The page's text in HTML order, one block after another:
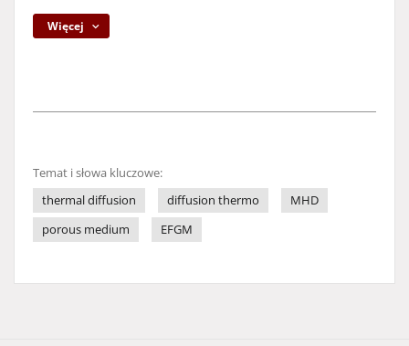
Więcej
Temat i słowa kluczowe:
thermal diffusion
diffusion thermo
MHD
porous medium
EFGM